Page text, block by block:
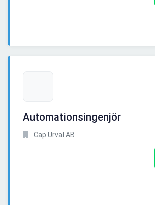
Automationsingenjör
Cap Urval AB